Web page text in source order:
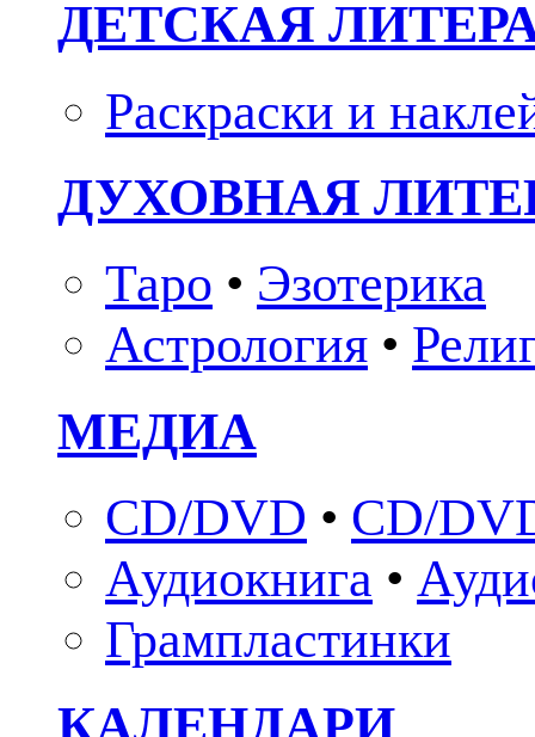
ДЕТСКАЯ
Раскраски и
ДУХОВНАЯ
Таро • Эзотерика
Астрология •
МЕДИА
CD/DVD • CD/
Аудиокнига •
Грампластинки